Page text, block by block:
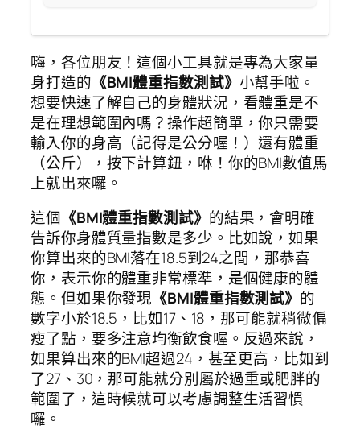
嗨，各位朋友！這個小工具就是專為大家量
身打造的 《BMI體重指數測試》 小幫手啦。
想要快速了解自己的身體狀況，看體重是不
是在理想範圍內嗎？操作超簡單，你只需要
輸入你的身高（記得是公分喔！）還有體重
（公斤），按下計算鈕，咻！你的BMI數值馬
上就出來囉。
這個 《BMI體重指數測試》 的結果，會明確
告訴你身體質量指數是多少。比如說，如果
你算出來的BMI落在18.5到24之間，那恭喜
你，表示你的體重非常標準，是個健康的體
態。但如果你發現 《BMI體重指數測試》 的
數字小於18.5，比如17、18，那可能就稍微偏
瘦了點，要多注意均衡飲食喔。反過來說，
如果算出來的BMI超過24，甚至更高，比如到
了27、30，那可能就分別屬於過重或肥胖的
範圍了，這時候就可以考慮調整生活習慣
囉。